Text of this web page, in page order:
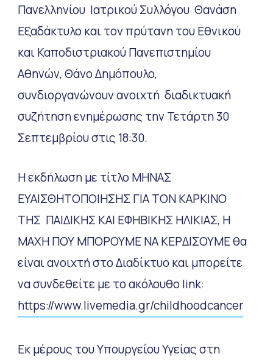
Πανελληνίου Ιατρικού Συλλόγου Θανάση
Εξαδάκτυλο και τον πρύτανη του Εθνικού
και Καποδιστριακού Πανεπιστημίου
Αθηνών, Θάνο Δημόπουλο,
συνδιοργανώνουν ανοιχτή διαδικτυακή
συζήτηση ενημέρωσης την Τετάρτη 30
Σεπτεμβρίου στις 18:30.
Η εκδήλωση με τίτλο ΜΗΝΑΣ
ΕΥΑΙΣΘΗΤΟΠΟΙΗΣΗΣ ΓΙΑ ΤΟΝ ΚΑΡΚΙΝΟ
ΤΗΣ ΠΑΙΔΙΚΗΣ ΚΑΙ ΕΦΗΒΙΚΗΣ ΗΛΙΚΙΑΣ, H
ΜΑΧΗ ΠΟΥ ΜΠΟΡΟΥΜΕ ΝΑ ΚΕΡΔΙΣΟΥΜΕ θα
είναι ανοιχτή στο Διαδίκτυο και μπορείτε
να συνδεθείτε με το ακόλουθο link:
https://www.livemedia.gr/childhoodcancer
Εκ μέρους του Υπουργείου Υγείας στη